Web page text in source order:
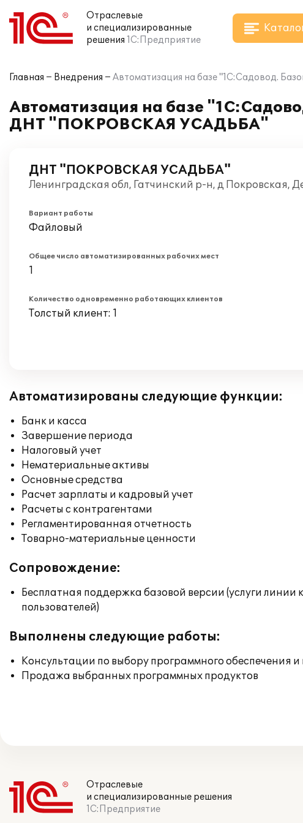
Отраслевые
и специализированные
решения 1С:Предприятие
Главная Внедрения Автоматизация на базе "1С:Садовод.
Автоматизация на базе
ДНТ "ПОКРОВСКАЯ УСАДЬБА"
ДНТ "ПОКРОВСКАЯ УСАДЬБА"
Ленинградская обл, Гатчинский р-н, д Покровская,
Вариант работы
Файловый
Общее число автоматизированных рабочих мест
1
Количество одновременно работающих клиентов
Толстый клиент: 1
Автоматизированы следующие функции:
Банк и касса
Завершение периода
Налоговый учет
Нематериальные активы
Основные средства
Расчет зарплаты и кадровый учет
Расчеты с контрагентами
Регламентированная отчетность
Товарно-материальные ценности
Сопровождение:
Бесплатная поддержка базовой версии (услуги
пользователей)
Выполнены следующие работы:
Консультации по выбору программного обеспечения
Продажа выбранных программных продуктов
Отраслевые
и специализированные решения
1С:Предприятие